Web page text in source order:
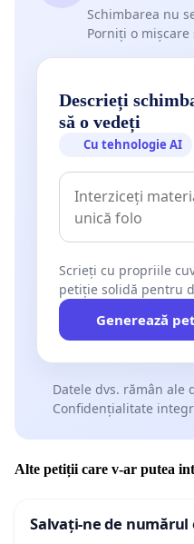
Schimbarea nu
Porniți o
Descrieți
să o vedeți
Cu tehnologie AI
Scrieți cu propriile
petiție solidă pentru
Generează
Datele dvs. rămân ale
Confidențialitate
Alte petiții care v-ar putea
Salvați-ne de numărul